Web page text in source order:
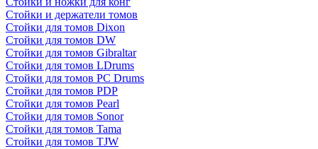
Стойки и держатели томов
Стойки для томов Dixon
Стойки для томов DW
Стойки для томов Gibraltar
Стойки для томов LDrums
Стойки для томов PC Drums
Стойки для томов PDP
Стойки для томов Pearl
Стойки для томов Sonor
Стойки для томов Tama
Стойки для томов TJW